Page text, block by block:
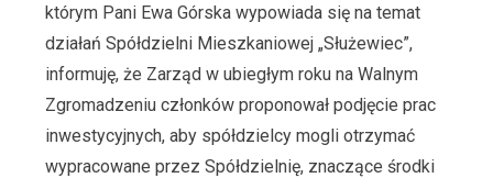
którym Pani Ewa Górska wypowiada się na temat
działań Spółdzielni Mieszkaniowej „Służewiec”,
informuję, że Zarząd w ubiegłym roku na Walnym
Zgromadzeniu członków proponował podjęcie prac
inwestycyjnych, aby spółdzielcy mogli otrzymać
wypracowane przez Spółdzielnię, znaczące środki